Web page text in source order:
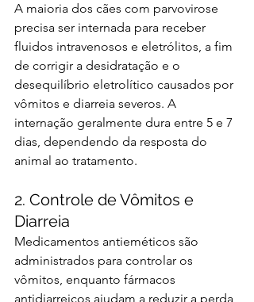
A maioria dos cães com parvovirose
precisa ser internada para receber
fluidos intravenosos e eletrólitos, a fim
de corrigir a desidratação e o
desequilíbrio eletrolítico causados por
vômitos e diarreia severos. A
internação geralmente dura entre 5 e 7
dias, dependendo da resposta do
animal ao tratamento.
2. Controle de Vômitos e
Diarreia
Medicamentos antieméticos são
administrados para controlar os
vômitos, enquanto fármacos
antidiarreicos ajudam a reduzir a perda